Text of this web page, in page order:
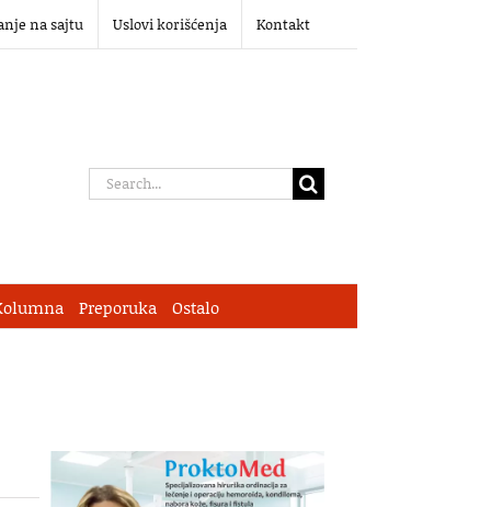
na sajtu Uslovi korišćenja Kontakt
Search
Preporuka Ostalo